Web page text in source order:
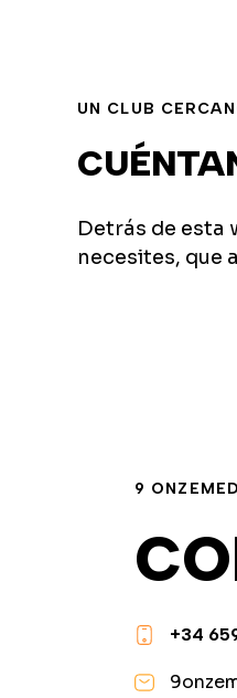
UN CLUB
Detrás de esta
necesites, que
9
+34